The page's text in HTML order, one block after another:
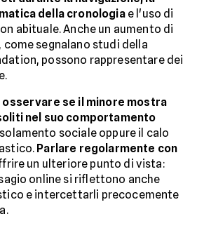
della cronologiae l'uso di
abituale. Anche un aumento di
come segnalano studi della
possono rappresentare dei
se il minore mostra
nel suo comportamento
sociale oppure il calo
Parlare regolarmente con
un ulteriore punto di vista:
online si riflettono anche
e intercettarli precocemente